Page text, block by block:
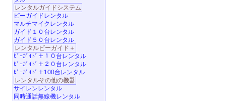
レンタルガイドシステム
ビーガイドレンタル
マルチマイクレンタル
ガイド１０台レンタル
ガイド５０台レンタル
レンタルビーガイド＋
ﾋﾞｰｶﾞｲﾄﾞ＋１０台レンタル
ﾋﾞｰｶﾞｲﾄﾞ＋２０台レンタル
ﾋﾞｰｶﾞｲﾄﾞ＋100台レンタル
レンタルその他の機器
サイレンレンタル
同時通話無線機レンタル